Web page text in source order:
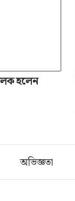
হলেন
অভিজ্ঞতা